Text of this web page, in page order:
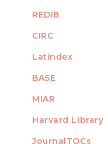
REDIB
CIRC
Latindex
BASE
MIAR
Harvard Library
JournalTOCs